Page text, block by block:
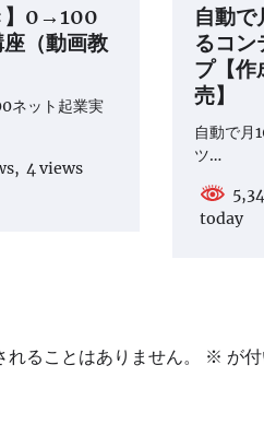
】0→100
（動画教
ネット起業実
4 views
自動
るコ
プ【
売】
自動で月
ツ…
today
ることはありません。 ※ が